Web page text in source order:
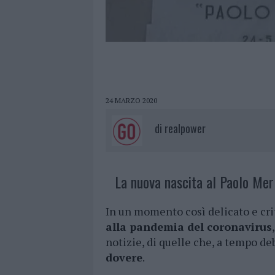
24 MARZO 2020
di realpower
La nuova nascita al Paolo
In un momento così delicato e
alla pandemia del coronavirus
notizie, di quelle che, a tempo
dovere.